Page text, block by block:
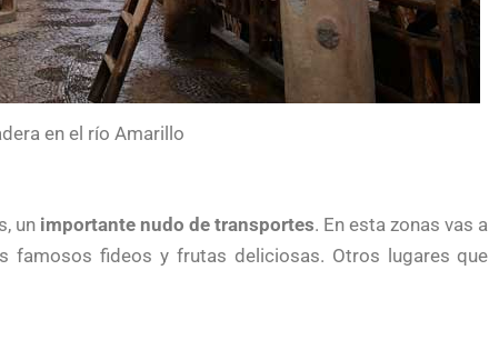
en el río Amarillo
un importante nudo de transportes. En esta zonas vas a
famosos fideos y frutas deliciosas. Otros lugares que